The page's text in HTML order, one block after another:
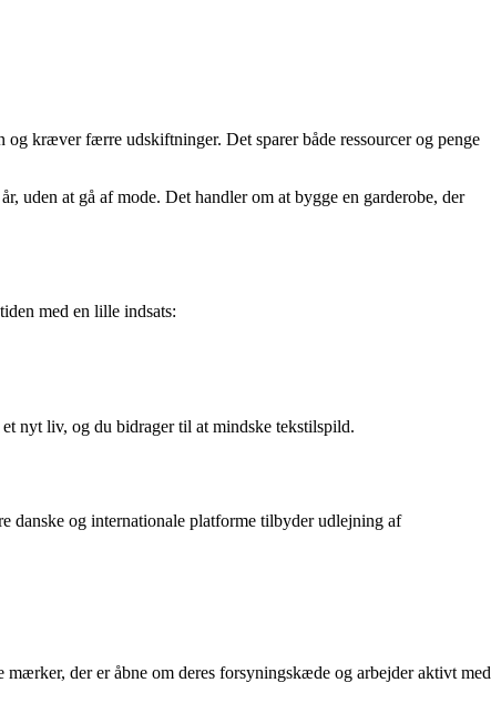
kræver færre udskiftninger. Det sparer både ressourcer og penge
uden at gå af mode. Det handler om at bygge en garderobe, der
med en lille indsats:
nyt liv, og du bidrager til at mindske tekstilspild.
danske og internationale platforme tilbyder udlejning af
der er åbne om deres forsyningskæde og arbejder aktivt med